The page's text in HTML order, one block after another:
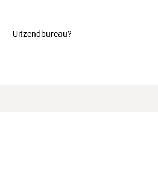
Uitzendbureau?